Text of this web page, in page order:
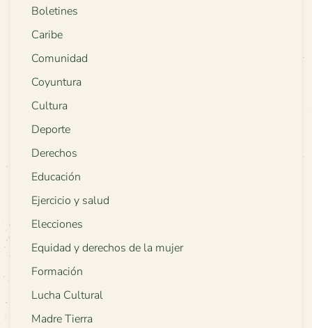
Boletines
Caribe
Comunidad
Coyuntura
Cultura
Deporte
Derechos
Educación
Ejercicio y salud
Elecciones
Equidad y derechos de la mujer
Formación
Lucha Cultural
Madre Tierra